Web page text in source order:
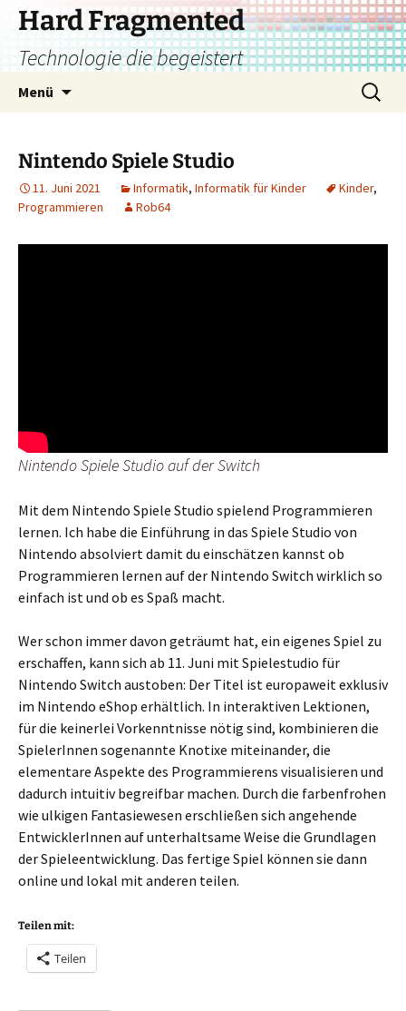
Zum
Inhalt
springen
Hard Fragmented
Technologie die begeistert
Menü
Suchen
nach:
Nintendo Spiele Studio
11. Juni 2021 Informatik, Informatik für Kinder Kinder,
Programmieren
Rob64
Nintendo Spiele Studio auf der Switch
Mit dem Nintendo Spiele Studio spielend Programmieren
lernen. Ich habe die Einführung in das Spiele Studio von
Nintendo absolviert damit du einschätzen kannst ob
Programmieren lernen auf der Nintendo Switch wirklich so
einfach ist und ob es Spaß macht.
Wer schon immer davon geträumt hat, ein eigenes Spiel zu
erschaffen, kann sich ab 11. Juni mit Spielestudio für
Nintendo Switch austoben: Der Titel ist europaweit exklusiv
im Nintendo eShop erhältlich. In interaktiven Lektionen,
für die keinerlei Vorkenntnisse nötig sind, kombinieren die
SpielerInnen sogenannte Knotixe miteinander, die
elementare Aspekte des Programmierens visualisieren und
dadurch intuitiv begreifbar machen. Durch die farbenfrohen
wie ulkigen Fantasiewesen erschließen sich angehende
EntwicklerInnen auf unterhaltsame Weise die Grundlagen
der Spieleentwicklung. Das fertige Spiel können sie dann
online und lokal mit anderen teilen.
Teilen mit:
Teilen